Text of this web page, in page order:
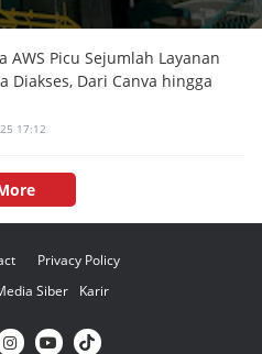
AWS Picu Sejumlah Layanan
Diakses, Dari Canva hingga
17:12
Privacy Policy
Siber
Karir